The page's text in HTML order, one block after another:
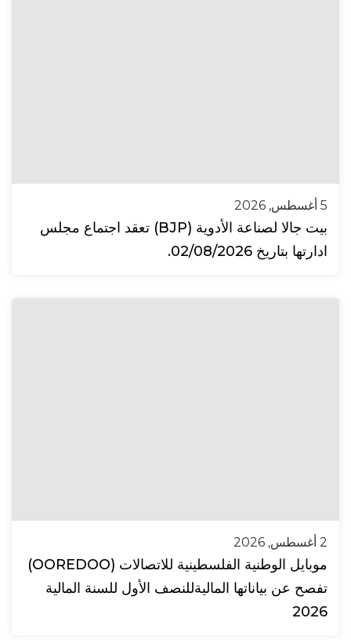
5 أغسطس, 2026
بيت جالا لصناعة الأدوية (BJP) تعقد اجتماع مجلس
ادارتها بتاريخ 02/08/2026.
2 أغسطس, 2026
موبايل الوطنية الفلسطينية للاتصالات (OOREDOO)
تفصح عن بياناتها الماليةللنصف الأول للسنة المالية
2026